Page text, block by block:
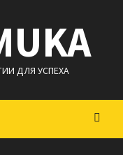
ДЛЯ УСПЕХА